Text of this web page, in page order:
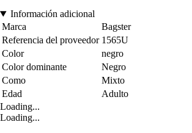
Información adicional
Marca
Bagster
Referencia del proveedor 1565U
Color
negro
Color dominante
Negro
Como
Mixto
Edad
Adulto
Loading...
Loading...